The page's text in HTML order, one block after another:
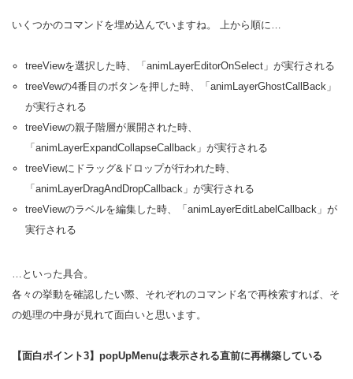
いくつかのコマンドを埋め込んでいますね。 上から順に…
treeViewを選択した時、「animLayerEditorOnSelect」が実行される
treeVewの4番目のボタンを押した時、「animLayerGhostCallBack」
が実行される
treeViewの親子階層が展開された時、
「animLayerExpandCollapseCallback」が実行される
treeViewにドラッグ&ドロップが行われた時、
「animLayerDragAndDropCallback」が実行される
treeViewのラベルを編集した時、「animLayerEditLabelCallback」が
実行される
…といった具合。
各々の挙動を確認したい際、それぞれのコマンド名で再検索すれば、そ
の処理の中身が見れて面白いと思います。
【面白ポイント3】popUpMenuは表示される直前に再構築している